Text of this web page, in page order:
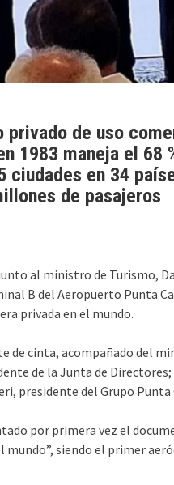
privado de uso
1983 maneja el
ciudades en 34
de pasajeros
al ministro de Turismo,
B del Aeropuerto Punta
privada en el mundo.
de cinta, acompañado del
de la Junta de
presidente del Grupo
por primera vez el
mundo”, siendo el primer